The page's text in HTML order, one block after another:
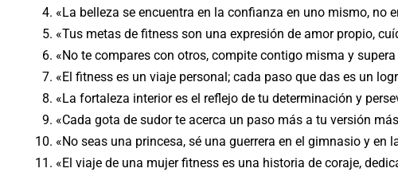
«La belleza se encuentra en la confianza en uno mismo, no
«Tus metas de fitness son una expresión de amor propio,
«No te compares con otros, compite contigo misma y
«El fitness es un viaje personal; cada paso que das es un
«La fortaleza interior es el reflejo de tu determinación y
«Cada gota de sudor te acerca un paso más a tu versión
«No seas una princesa, sé una guerrera en el gimnasio y en
«El viaje de una mujer fitness es una historia de coraje,